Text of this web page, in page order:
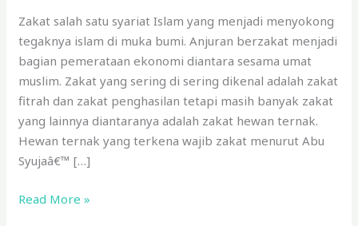
Zakat salah satu syariat Islam yang menjadi menyokong
tegaknya islam di muka bumi. Anjuran berzakat menjadi
bagian pemerataan ekonomi diantara sesama umat
muslim. Zakat yang sering di sering dikenal adalah zakat
fitrah dan zakat penghasilan tetapi masih banyak zakat
yang lainnya diantaranya adalah zakat hewan ternak.
Hewan ternak yang terkena wajib zakat menurut Abu
Syujaâ€™ […]
Read More »